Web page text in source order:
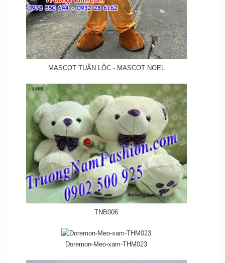
MASCOT TUẦN LỘC - MASCOT NOEL
TNB006
Doremon-Meo-xam-THM023